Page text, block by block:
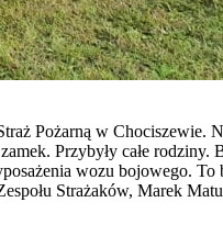
Pożarną w Chociszewie.
Przybyły całe rodziny.
wozu bojowego.
Strażaków, Marek